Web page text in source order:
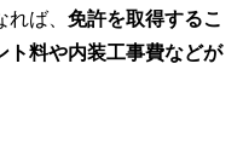
ば、 免許を取得するこ
ト料や内装工事費などが